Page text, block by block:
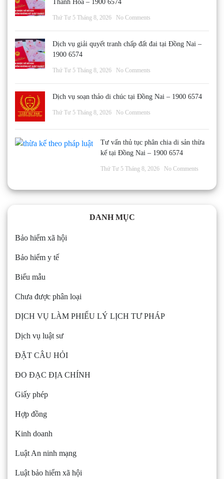
Thanh Hóa – 1900 6574
Thứ Tư 5 Tháng 8, 2026 No Comments
Dịch vụ giải quyết tranh chấp đất đai tại Đồng Nai –
1900 6574
Thứ Tư 5 Tháng 8, 2026 No Comments
Dịch vụ soạn thảo di chúc tại Đồng Nai – 1900 6574
Thứ Tư 5 Tháng 8, 2026 No Comments
Tư vấn thủ tục phân chia di sản thừa
kế tại Đồng Nai – 1900 6574
Thứ Tư 5 Tháng 8, 2026 No Comments
DANH MỤC
Bảo hiểm xã hội
Bảo hiểm y tế
Biểu mẫu
Chưa được phân loại
DỊCH VỤ LÀM PHIẾU LÝ LỊCH TƯ PHÁP
Dịch vụ luật sư
ĐẶT CÂU HỎI
ĐO ĐẠC ĐỊA CHÍNH
Giấy phép
Hợp đồng
Kinh doanh
Luật An ninh mạng
Luật bảo hiểm xã hội